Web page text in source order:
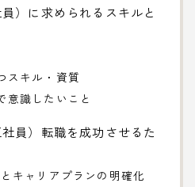
）に求められるスキルと
スキル・資質
意識したいこと
員）転職を成功させるた
キャリアプランの明確化